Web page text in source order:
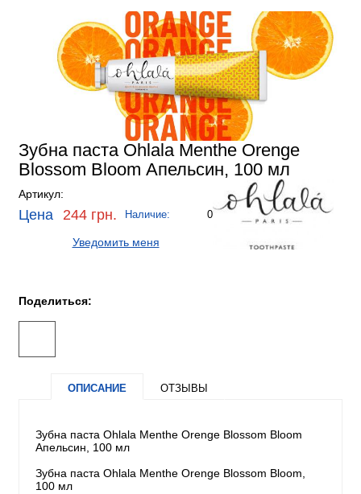
Зубна паста Ohlala Menthe Orenge
Blossom Bloom Апельсин, 100 мл
Артикул:
Цена 244 грн. Наличие: 0
Уведомить меня
Поделиться:
ОПИСАНИЕ ОТЗЫВЫ
Зубна паста Ohlala Menthe Orenge Blossom Bloom
Апельсин, 100 мл
Зубна паста Ohlala Menthe Orenge Blossom Bloom,
100 мл